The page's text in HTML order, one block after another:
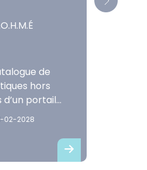
de
hors
portail
de manière
de
hors
02-2028